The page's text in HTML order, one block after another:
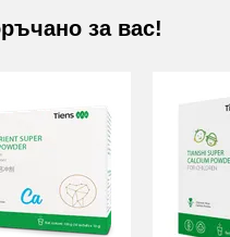
за вас!